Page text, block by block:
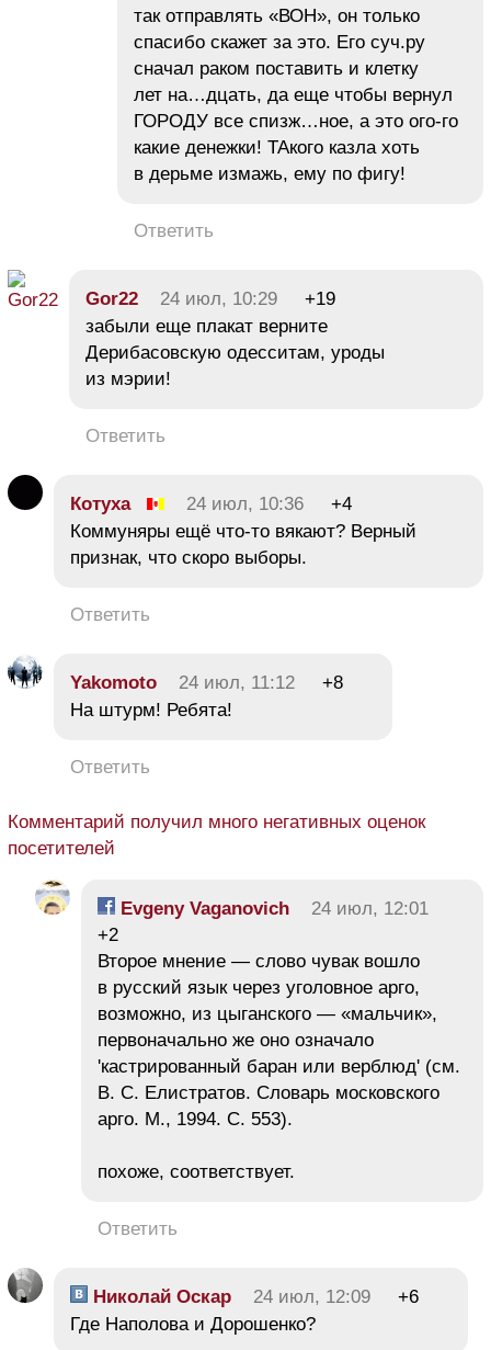
так отправлять «ВОН», он только
спасибо скажет за это. Его суч.ру
сначал раком поставить и клетку
лет на…дцать, да еще чтобы вернул
ГОРОДУ все спизж…ное, а это ого-го
какие денежки! ТАкого казла хоть
в дерьме измажь, ему по фигу!
Ответить
Gor22 24 июл, 10:29
+19
забыли еще плакат верните
Дерибасовскую одесситам, уроды
из мэрии!
Ответить
Котуха 24 июл, 10:36
+4
Коммуняры ещё что-то вякают? Верный
признак, что скоро выборы.
Ответить
Yakomoto 24 июл, 11:12
+8
На штурм! Ребята!
Ответить
Комментарий получил много негативных оценок
посетителей
Evgeny Vaganovich
24 июл, 12:01
+2
Второе мнение — слово чувак вошло
в русский язык через уголовное арго,
возможно, из цыганского — «мальчик»,
первоначально же оно означало
'кастрированный баран или верблюд' (см.
В. С. Елистратов. Словарь московского
арго. М., 1994. С. 553).
похоже, соответствует.
Ответить
Николай Оскар 24 июл, 12:09
+6
Где Наполова и Дорошенко?